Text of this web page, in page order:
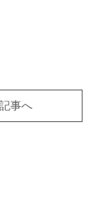
事へ